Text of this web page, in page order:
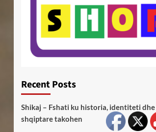
Recent Posts
Shikaj – Fshati ku historia, identiteti
shqiptare takohen